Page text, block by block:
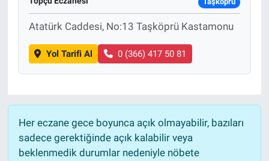
Atatürk Caddesi, No:13 Taşköprü Kastamonu
Yol Tarifi Al 0 (366) 417 50 81
Her eczane gece boyunca açık olmayabilir, bazıları
sadece gerektiğinde açık kalabilir veya
beklenmedik durumlar nedeniyle nöbete